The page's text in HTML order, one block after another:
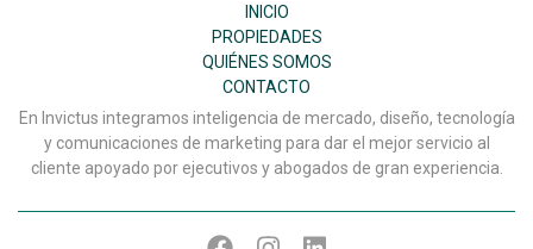
INICIO
PROPIEDADES
QUIÉNES SOMOS
CONTACTO
En Invictus integramos inteligencia de mercado, diseño, tecnología
y comunicaciones de marketing para dar el mejor servicio al
cliente apoyado por ejecutivos y abogados de gran experiencia.